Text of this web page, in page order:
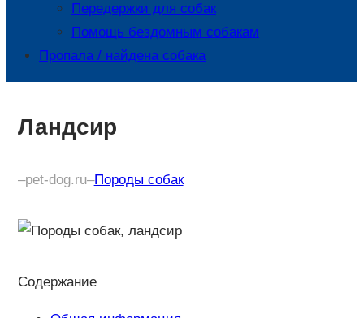
Передержки для собак
Помощь бездомным собакам
Пропала / найдена собака
Ландсир
–pet-dog.ru–Породы собак
Содержание